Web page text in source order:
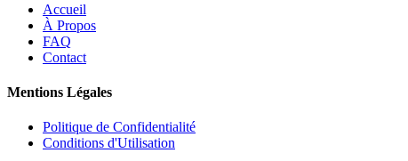
Accueil
À Propos
FAQ
Contact
Mentions Légales
Politique de Confidentialité
Conditions d'Utilisation